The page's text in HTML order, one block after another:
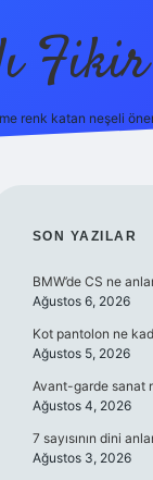
renk katan neşeli
SON YAZILAR
BMW’de CS ne
Ağustos 6, 2026
Kot pantolon ne
Ağustos 5, 2026
Avant-garde sanat
Ağustos 4, 2026
7 sayısının dini
Ağustos 3, 2026